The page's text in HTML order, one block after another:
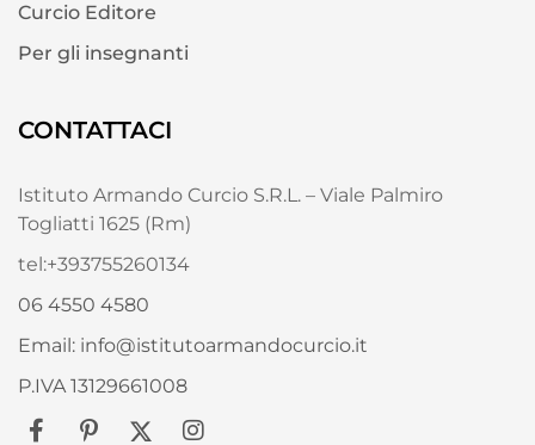
Curcio Editore
Per gli insegnanti
CONTATTACI
Istituto Armando Curcio S.R.L. – Viale Palmiro
Togliatti 1625 (Rm)
tel:+393755260134
06 4550 4580
Email: info@istitutoarmandocurcio.it
P.IVA 13129661008